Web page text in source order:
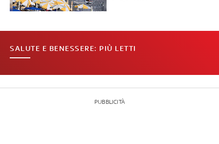
SALUTE E BENESSERE: PIÙ LETTI
PUBBLICITÀ